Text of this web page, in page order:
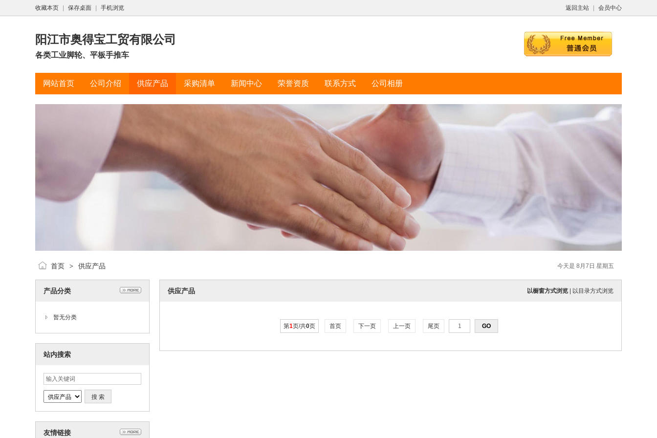
返回主站 会员中心
收藏本页 保存桌面 手机浏览
阳江市奥得宝工贸有限公司
各类工业脚轮、平板手推车
网站首页 公司介绍 供应产品 采购清单 新闻中心 荣誉资质 联系方式 公司相册
今天是 8月7日 星期五
首页 > 供应产品
产品分类
暂无分类
站内搜索
友情链接
以橱窗方式浏览 以目录方式浏览
供应产品
第1页/共0页 首页 下一页 上一页 尾页